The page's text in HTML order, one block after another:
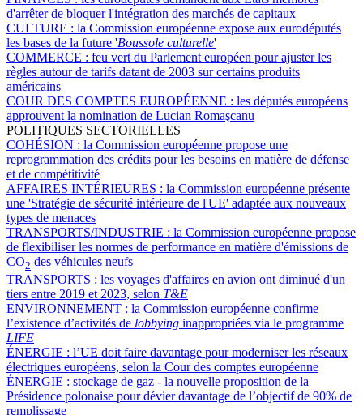
d'arrêter de bloquer l'intégration des marchés de capitaux
CULTURE : la Commission européenne expose aux eurodéputés
les bases de la future 'Boussole culturelle'
COMMERCE : feu vert du Parlement européen pour ajuster les
règles autour de tarifs datant de 2003 sur certains produits
américains
COUR DES COMPTES EUROPÉENNE : les députés européens
approuvent la nomination de Lucian Romaşcanu
POLITIQUES SECTORIELLES
COHÉSION : la Commission européenne propose une
reprogrammation des crédits pour les besoins en matière de défense
et de compétitivité
AFFAIRES INTÉRIEURES : la Commission européenne présente
une 'Stratégie de sécurité intérieure de l'UE' adaptée aux nouveaux
types de menaces
TRANSPORTS/INDUSTRIE : la Commission européenne propose
de flexibiliser les normes de performance en matière d'émissions de
CO2 des véhicules neufs
TRANSPORTS : les voyages d'affaires en avion ont diminué d'un
tiers entre 2019 et 2023, selon T&E
ENVIRONNEMENT : la Commission européenne confirme
l’existence d’activités de lobbying inappropriées via le programme
LIFE
ÉNERGIE : l’UE doit faire davantage pour moderniser les réseaux
électriques européens, selon la Cour des comptes européenne
ÉNERGIE : stockage de gaz - la nouvelle proposition de la
Présidence polonaise pour dévier davantage de l’objectif de 90% de
remplissage